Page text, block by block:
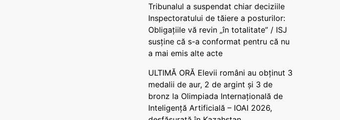
Tribunalul a suspendat chiar deciziile
Inspectoratului de tăiere a posturilor:
Obligațiile vă revin „în totalitate” / ISJ
susține că s-a conformat pentru că nu
a mai emis alte acte
ULTIMĂ ORĂ Elevii români au obținut 3
medalii de aur, 2 de argint și 3 de
bronz la Olimpiada Internațională de
Inteligență Artificială – IOAI 2026,